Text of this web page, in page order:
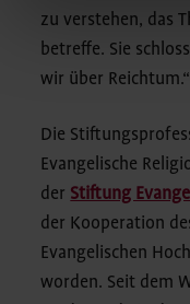
zu verstehen, das
betreffe. Sie
wir über Reichtum.“
Die
Evangelische
der Stiftung
der Kooperation
Evangelischen
worden. Seit dem